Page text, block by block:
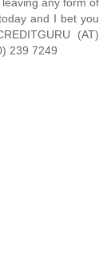
and I bet you
(AT)
239 7249